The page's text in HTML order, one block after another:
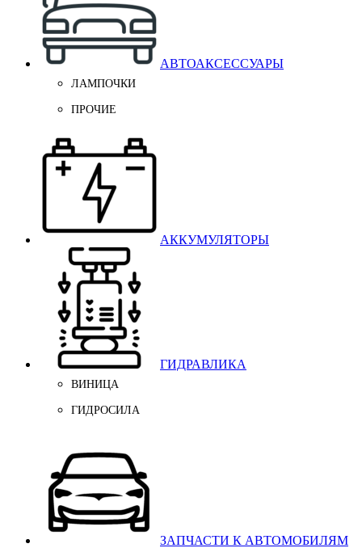
АВТОАКСЕССУАРЫ
ЛАМПОЧКИ
ПРОЧИЕ
АККУМУЛЯТОРЫ
ГИДРАВЛИКА
ВИНИЦА
ГИДРОСИЛА
ЗАПЧАСТИ К АВТОМОБИЛЯМ